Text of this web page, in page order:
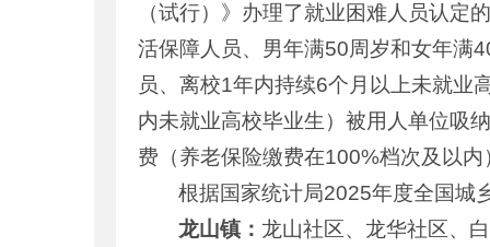
（试行）》办理了就业困难人员认定的
活保障人员、男年满50周岁和女年满
员、离校1年内持续6个月以上未就业
内未就业高校毕业生）被用人单位吸
费（养老保险缴费在100%档次及以内
根据国家统计局2025年度全国城
龙山镇： 龙山社区、龙华社区、